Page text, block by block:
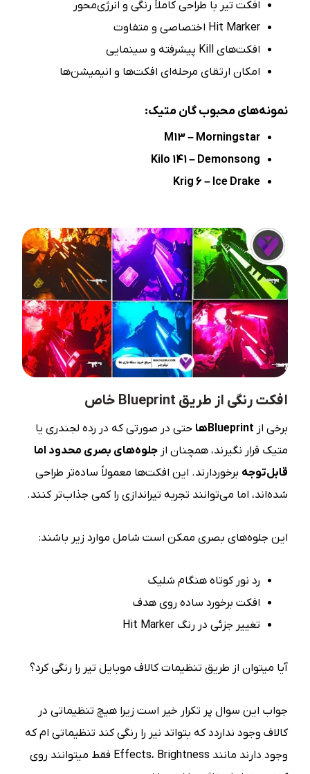
افکت تیر با طراحی کاملاً رنگی و انرژی‌محور
Hit Marker اختصاصی و متفاوت
افکت‌های Kill پیشرفته و سینمایی
امکان ارتقای مرحله‌ای افکت‌ها و انیمیشن‌ها
نمونه‌های محبوب گان متیک:
M13 – Morningstar
Kilo 141 – Demonsong
Krig 6 – Ice Drake
افکت رنگی از طریق Blueprint خاص
برخی از Blueprintها حتی در صورتی که در رده لجندری یا
متیک قرار نگیرند، همچنان ازجلوه‌های بصری محدود اما
قابل‌توجه برخوردارند. این افکت‌ها معمولاً ساده‌تر طراحی
شده‌اند، اما می‌توانند تجربه تیراندازی را کمی جذاب‌تر کنند.
این جلوه‌های بصری ممکن است شامل موارد زیر باشند:
رد نور کوتاه هنگام شلیک
افکت برخورد ساده روی هدف
تغییر جزئی در رنگ Hit Marker
آیا میتوان از طریق تنظیمات کالاف موبایل تیر را رنگی کرد؟
جواب این سوال پر تکرار خیر است زیرا هیچ تنظیماتی در
کالاف وجود نداردد که بتواتد نیر را رنگی کند تنظیماتی ام که
وجود دارند مانند Effects، Brightness فقط میتوانند روی